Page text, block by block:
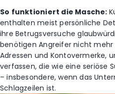
So funktioniert die Masche:
enthalten meist persönliche
ihre Betrugsversuche
benötigen Angreifer nicht mehr
Adressen und Kontovermerke,
verfassen, die wie eine seriöse
– insbesondere, wenn das
Schlagzeilen ist.